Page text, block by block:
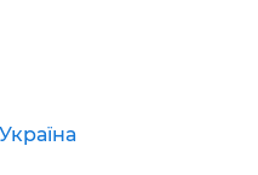
Україна